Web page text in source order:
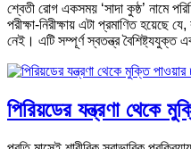
শ্বেতী রোগ একসময় ‘সাদা কুষ্ঠ’ নামে
পরীক্ষা-নিরীক্ষায় এটা প্রমাণিত হয়েছে
নেই। এটি সম্পূর্ণ স্বতন্ত্র বৈশিষ্ট্যযুক্ত
পিরিয়ডের যন্ত্রণা থেকে